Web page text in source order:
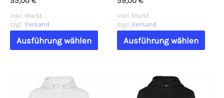
inkl. MwSt.
zzgl. Versand
Ausführung wählen
Dieses
Produkt
inkl. MwSt.
zzgl. Versand
Ausführung wählen